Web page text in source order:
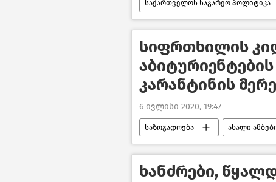
საქართველოს საგარეო პოლიტიკა
საქართველო
სიფრთხილის
კარანტინის
6 ივლისი 2020, 19:47
საზოგადოება ახალი
ხანძრები,